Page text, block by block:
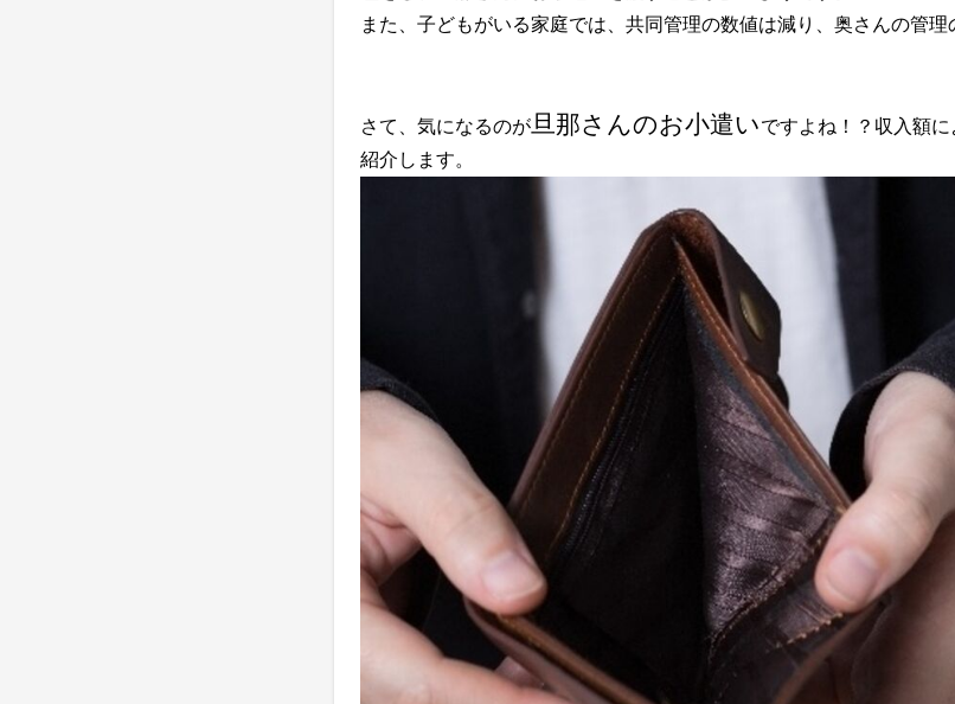
また、子どもがいる家庭では、共同管理の数値は減り、奥さんの管理
さて、気になるのが旦那さんのお小遣いですよね！？収入額
紹介します。